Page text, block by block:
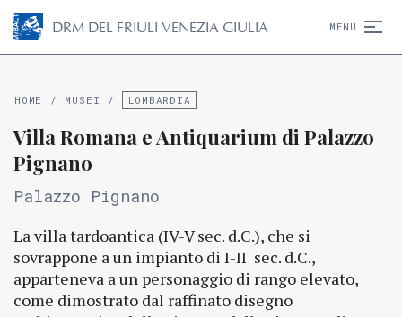
DRM DEL FRIULI VENEZIA GIULIA MENU
HOME / MUSEI / LOMBARDIA
Villa Romana e Antiquarium di Palazzo
Pignano
Palazzo Pignano
La villa tardoantica (IV-V sec. d.C.), che si
sovrappone a un impianto di I-II sec. d.C.,
apparteneva a un personaggio di rango elevato,
come dimostrato dal raffinato disegno